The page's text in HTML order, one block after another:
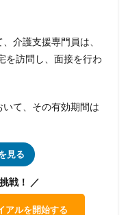
介護支援専門員は、
を訪問し、面接を行わ
て、その有効期間は
見る
戦！ ／
アルを開始する